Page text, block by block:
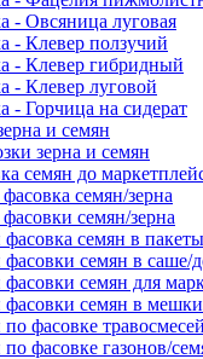
- Овсяница луговая
- Клевер ползучий
- Клевер гибридный
- Клевер луговой
- Горчица на сидерат
и семян
зерна и семян
семян до
семян/зерна
фасовки семян/зерна
фасовка семян в пакеты
фасовки семян в саше/
фасовки семян для
фасовки семян в
по фасовке травосмесей
по фасовке газонов/